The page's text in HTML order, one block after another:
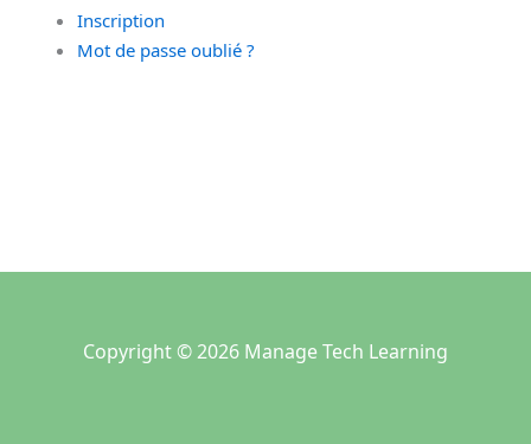
Inscription
Mot de passe oublié ?
Copyright © 2026 Manage Tech Learning